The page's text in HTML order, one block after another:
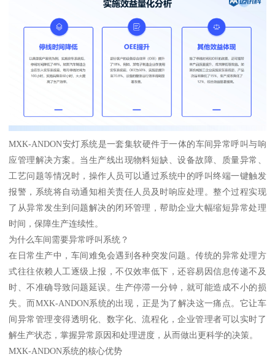
MXK-ANDON安灯系统是一套集软硬件于一体的车间异常呼叫与响
应管理解决方案。当生产线出现物料短缺、设备故障、质量异常、
工艺问题等情况时，操作人员可以通过系统中的呼叫终端一键触发
报警，系统将自动通知相关责任人员及时响应处理。整个过程实现
了从异常发生到问题解决的闭环管理，帮助企业大幅缩短异常处理
时间，保障生产连续性。
为什么车间需要异常呼叫系统？
在日常生产中，车间难免会遇到各种突发问题。传统的异常处理方
式往往依赖人工逐级上报，不仅效率低下，还容易因信息传递不及
时、不准确导致问题延误。生产停滞一分钟，就可能造成不小的损
失。而MXK-ANDON系统的出现，正是为了解决这一痛点。它让车
间异常管理变得透明化、数字化、流程化，企业管理者可以实时了
解生产状态，掌握异常原因和处理进度，从而做出更科学的决策。
MXK-ANDON系统的核心优势